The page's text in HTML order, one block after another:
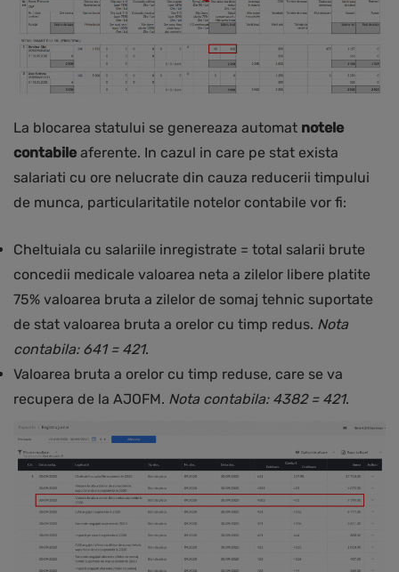
La blocarea statului se genereaza automat notele
contabileaferente. In cazul in care pe stat exista
salariati cu ore nelucrate din cauza reducerii timpului
de munca, particularitatile notelor contabile vor fi:
Cheltuiala cu salariile inregistrate = total salarii brute
concedii medicale valoarea neta a zilelor libere platite
75% valoarea bruta a zilelor de somaj tehnic suportate
de stat valoarea bruta a orelor cu timp redus. Nota
contabila: 641 = 421.
Valoarea bruta a orelor cu timp reduse, care se va
recupera de la AJOFM. Nota contabila: 4382 = 421.